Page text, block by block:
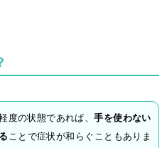
度の状態であれば、手を使わない
ことで症状が和らぐこともありま